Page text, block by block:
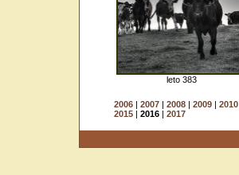
leto 383
2006 | 2007 | 2008 | 2009 | 2010
2015 | 2016 | 2017